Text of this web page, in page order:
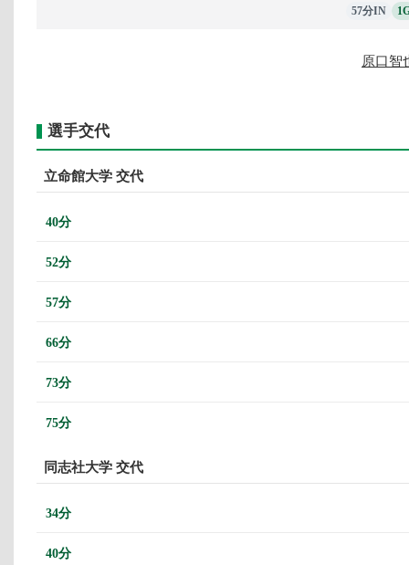
57分IN
原口智
選手交代
立命館大学 交代
40分
52分
57分
66分
73分
75分
同志社大学 交代
34分
40分